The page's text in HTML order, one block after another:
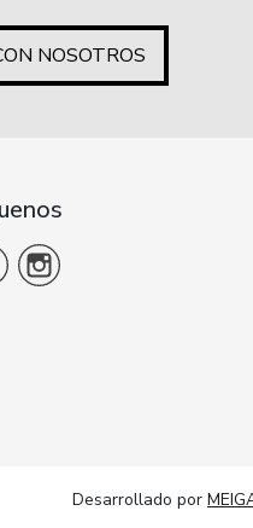
NOSOTROS
Desarrollado por